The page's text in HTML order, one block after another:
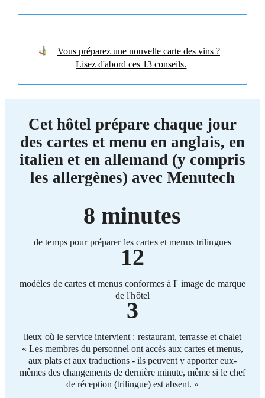
Vous préparez une nouvelle carte des vins ?
Lisez d'abord ces 13 conseils.
Cet hôtel prépare chaque jour
des cartes et menu en anglais, en
italien et en allemand (y compris
les allergènes) avec Menutech
8 minutes
de temps pour préparer les cartes et menus trilingues
12
modèles de cartes et menus conformes à I' image de marque
de l'hôtel
3
lieux où le service intervient : restaurant, terrasse et chalet
« Les membres du personnel ont accès aux cartes et menus,
aux plats et aux traductions - ils peuvent y apporter eux-
mêmes des changements de dernière minute, même si le chef
de réception (trilingue) est absent. »